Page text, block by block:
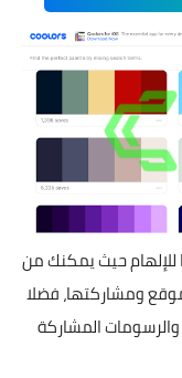
للإلهام حيث يمكنك من
ومشاركتها، فضلا
والرسومات المشاركة